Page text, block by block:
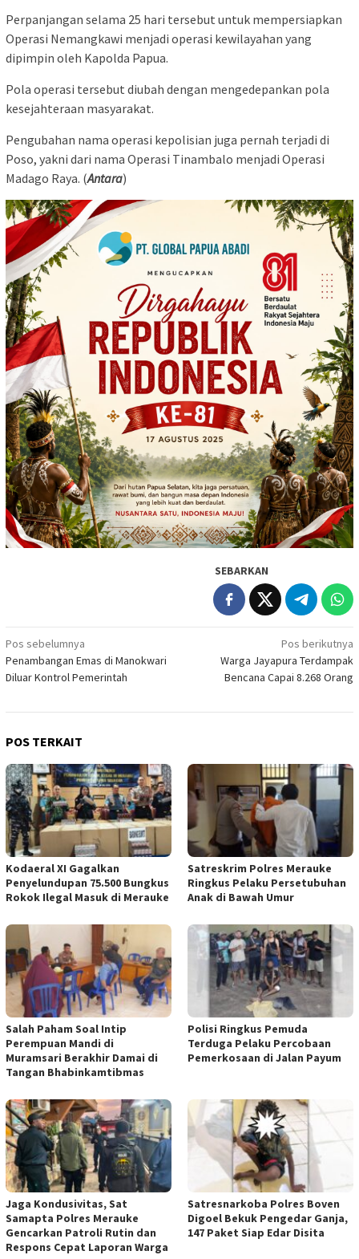
Perpanjangan selama 25 hari tersebut untuk mempersiapkan
Operasi Nemangkawi menjadi operasi kewilayahan yang
dipimpin oleh Kapolda Papua.
Pola operasi tersebut diubah dengan mengedepankan pola
kesejahteraan masyarakat.
Pengubahan nama operasi kepolisian juga pernah terjadi di
Poso, yakni dari nama Operasi Tinambalo menjadi Operasi
Madago Raya. (Antara)
SEBARKAN
Navigasi
pos
Pos sebelumnya
Penambangan Emas di Manokwari
Diluar Kontrol Pemerintah
Pos berikutnya
Warga Jayapura Terdampak
Bencana Capai 8.268 Orang
POS TERKAIT
​Kodaeral XI Gagalkan
Penyelundupan 75.500 Bungkus
Rokok Ilegal Masuk di Merauke
Satreskrim Polres Merauke
Ringkus Pelaku Persetubuhan
Anak di Bawah Umur
Salah Paham Soal Intip
Perempuan Mandi di
Muramsari Berakhir Damai di
Tangan Bhabinkamtibmas
Polisi Ringkus Pemuda
Terduga Pelaku Percobaan
Pemerkosaan di Jalan Payum
Jaga Kondusivitas, Sat
Samapta Polres Merauke
Gencarkan Patroli Rutin dan
Respons Cepat Laporan Warga
Satresnarkoba Polres Boven
Digoel Bekuk Pengedar Ganja,
147 Paket Siap Edar Disita